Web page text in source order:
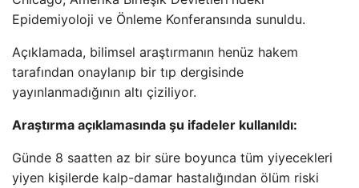
Epidemiyoloji ve Önleme Konferansında sunuldu.
Açıklamada, bilimsel araştırmanın henüz hakem
tarafından onaylanıp bir tıp dergisinde
yayınlanmadığının altı çiziliyor.
Araştırma açıklamasında şu ifadeler kullanıldı:
Günde 8 saatten az bir süre boyunca tüm yiyecekleri
yiyen kişilerde kalp-damar hastalığından ölüm riski